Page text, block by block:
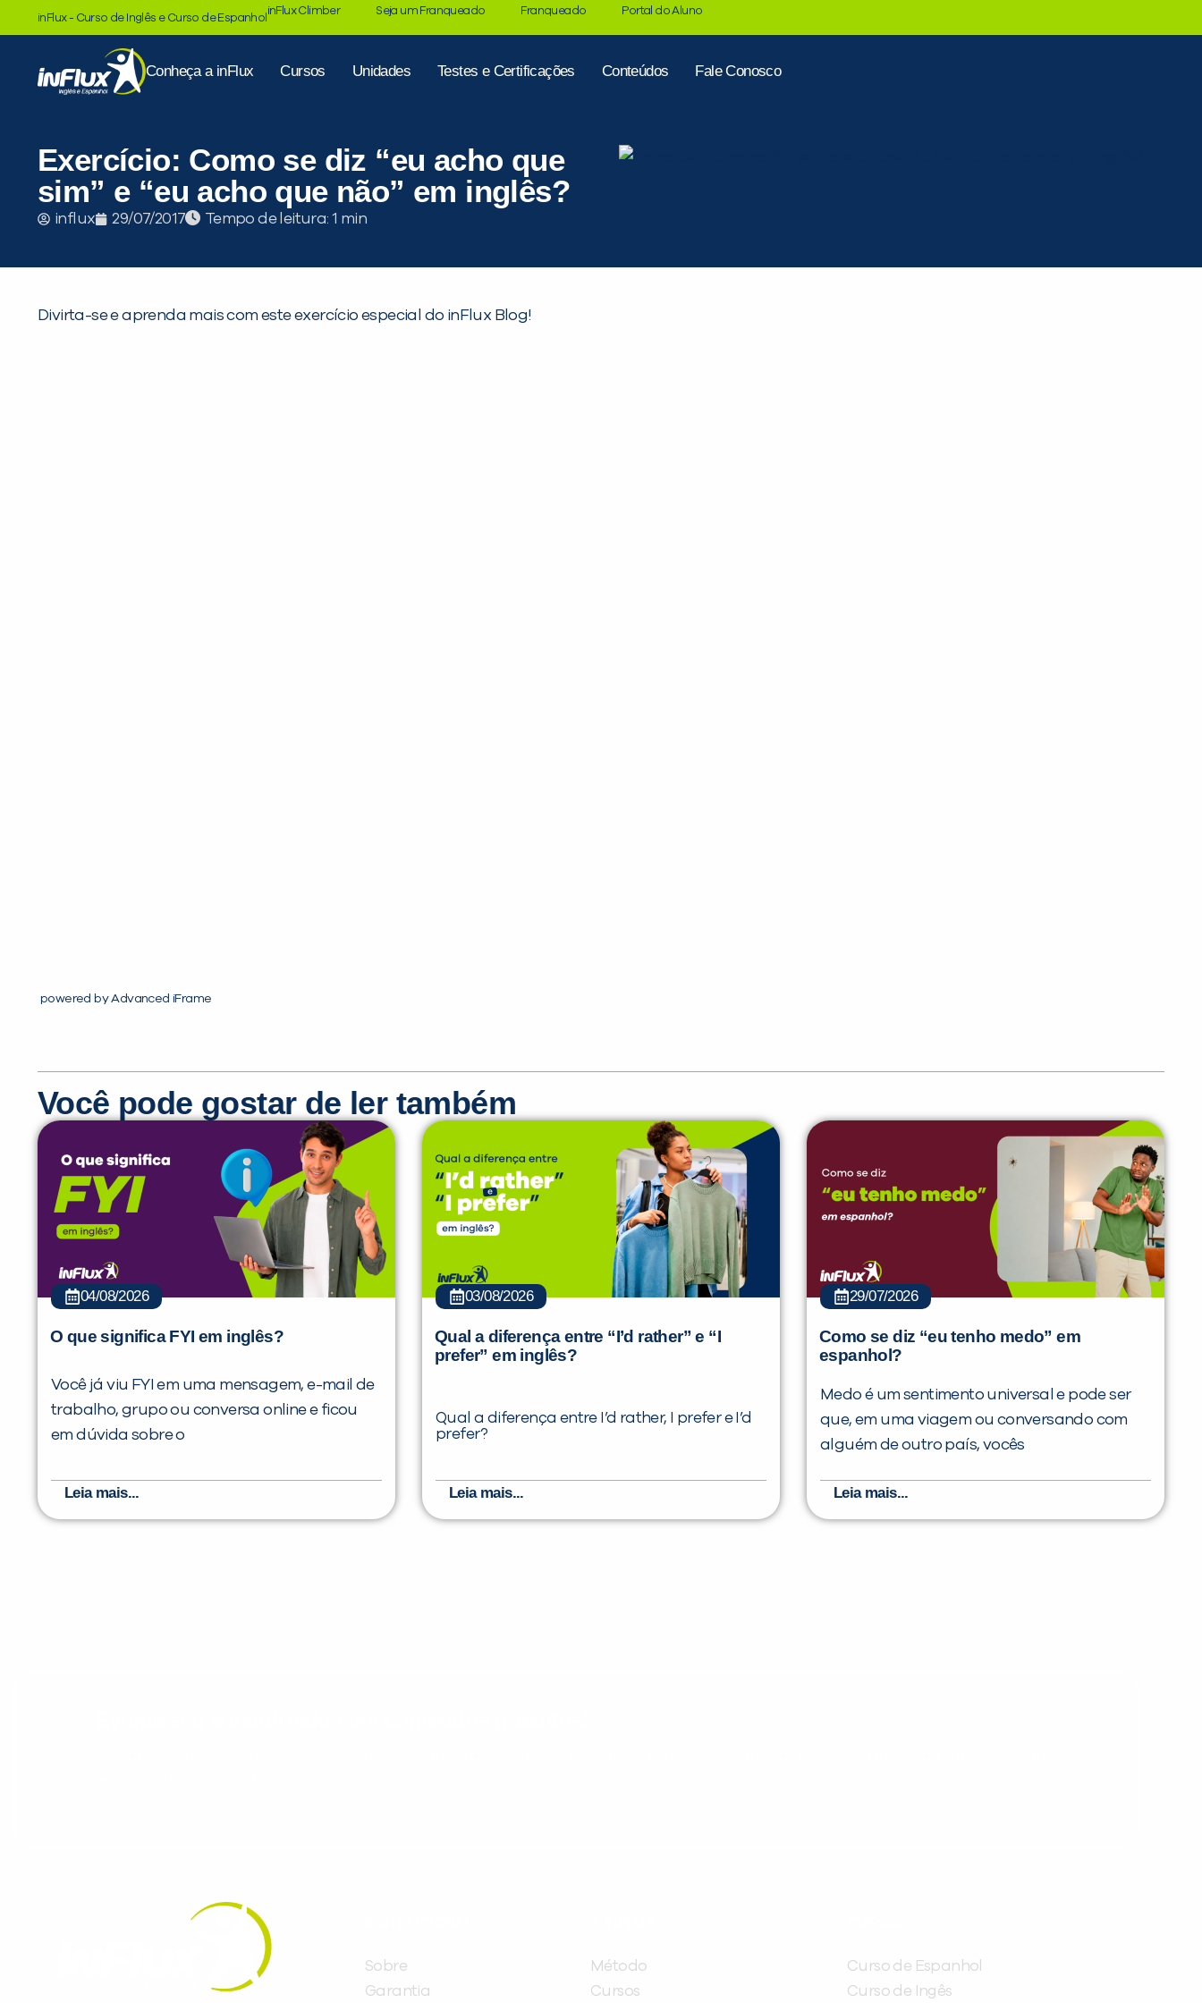
inFlux - Curso de Inglês e Curso de Espanhol
inFlux Climber Seja um Franqueado Franqueado Portal do Aluno
Conheça a inFlux Cursos Unidades Testes e Certificações Conteúdos Fale Conosco
Exercício: Como se diz “eu acho que
sim” e “eu acho que não” em inglês?
influx 29/07/2017 Tempo de leitura:
Divirta-se e aprenda mais com este exercício especial do inFlux Blog!
powered by Advanced iFrame
Você pode gostar de ler também
04/08/2026
O que significa FYI em inglês?
Você já viu FYI em uma mensagem, e-mail de
trabalho, grupo ou conversa online e ficou
em dúvida sobre o
Leia mais...
03/08/2026
Qual a diferença entre “I’d rather” e “I
prefer” em inglês?
Qual a diferença entre I’d rather, I prefer e I’d
prefer?
Leia mais...
29/07/2026
Como se diz “eu tenho medo” em
espanhol?
Medo é um sentimento universal e pode ser
que, em uma viagem ou conversando com
alguém de outro país, vocês
Leia mais...
Sobre
Garantia
Método
Cursos
Curso de Espanhol
Curso de Ingês
PEÇA UMA DEMONSTRAÇÃO DE MÉTODO